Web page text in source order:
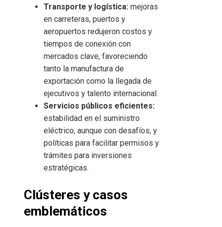
Transporte y logística: mejoras
en carreteras, puertos y
aeropuertos redujeron costos y
tiempos de conexión con
mercados clave, favoreciendo
tanto la manufactura de
exportación como la llegada de
ejecutivos y talento internacional.
Servicios públicos eficientes:
estabilidad en el suministro
eléctrico, aunque con desafíos, y
políticas para facilitar permisos y
trámites para inversiones
estratégicas.
Clústeres y casos
emblemáticos